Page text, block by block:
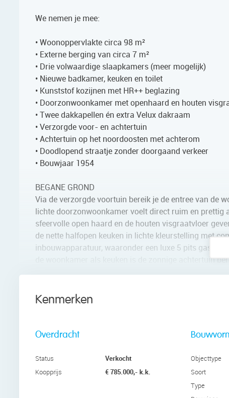
We nemen je mee:
• Woonoppervlakte circa 98 m²
• Externe berging van circa 7 m²
• Drie volwaardige slaapkamers (meer mogelijk)
• Nieuwe badkamer, keuken en toilet
• Kunststof kozijnen met HR++ beglazing
• Doorzonwoonkamer met openhaard en houten
• Twee dakkapellen én extra Velux dakraam
• Verzorgde voor- en achtertuin
• Achtertuin op het noordoosten met achterom
• Doodlopend straatje zonder doorgaand verkeer
• Bouwjaar 1954
BEGANE GROND
Via de verzorgde voortuin bereik je de entree van de
lichte doorzonwoonkamer voelt direct ruim en
sfeervolle open haard en de houten visgraatvloer
de nette halfopen keuken in lichte kleurstelling met
inbouwapparatuur, waaronder een luxe 5 pits
de woonkamer als keuken is de zonnige achtertuin
EERSTE VERDIEPING
badkamer is luxe uitgevoerd en voorzien van een
indeling voelt deze verdieping ruim en functioneel aan.
De tweede verdieping is een grote meerwaarde van
Kenmerken
Overdracht
Status Verkocht
Koopprijs € 785.000,- k.k.
Objecttype
Soort
Type